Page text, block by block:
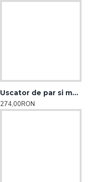
Uscator de par si maini
274,00RON